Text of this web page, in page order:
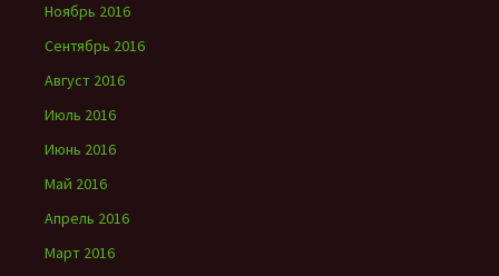
Ноябрь 2016
Сентябрь 2016
Август 2016
Июль 2016
Июнь 2016
Май 2016
Апрель 2016
Март 2016